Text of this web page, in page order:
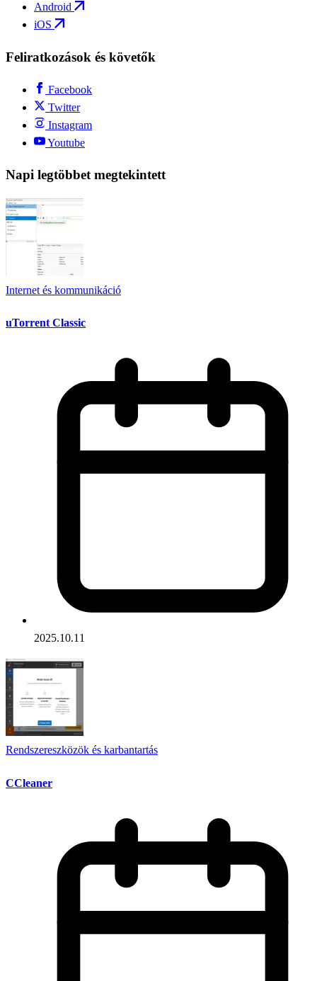
Android
iOS
Feliratkozások és követők
Facebook
Twitter
Instagram
Youtube
Napi legtöbbet megtekintett
Internet és kommunikáció
uTorrent Classic
2025.10.11
Rendszereszközök és karbantartás
CCleaner